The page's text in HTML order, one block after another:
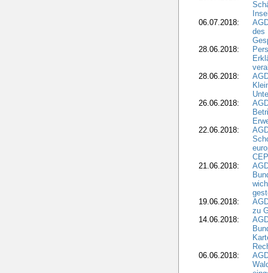
06.07.2018:
des
28.06.2018:
28.06.2018:
26.06.2018:
22.06.2018:
21.06.2018:
19.06.2018:
zu
14.06.2018:
06.06.2018: